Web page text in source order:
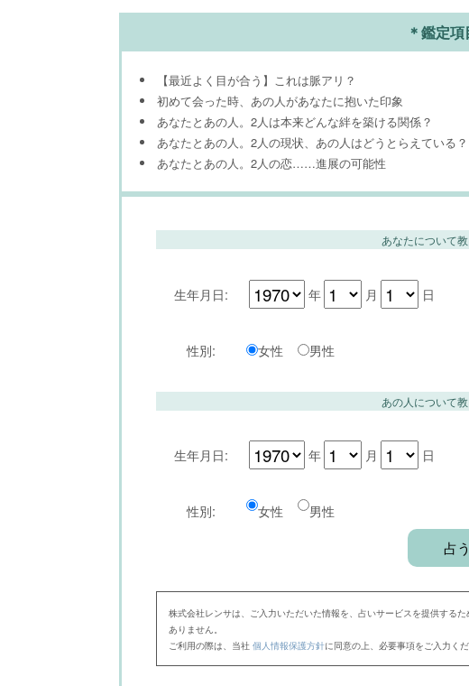
＊鑑定
【最近よく目が合う】これは脈アリ？
初めて会った時、あの人があなたに抱いた印象
あなたとあの人。2人は本来どんな絆を築ける関係？
あなたとあの人。2人の現状、あの人はどうとらえている？
あなたとあの人。2人の恋……進展の可能性
あなたについて
生年月日: 年 月 日
性別: 女性 男性
あの人について
生年月日: 年 月 日
性別: 女性 男性
株式会社レンサは、ご入力いただいた情報を、占いサービスを提供する
ありません。
ご利用の際は、当社 個人情報保護方針に同意の上、必要事項をご入力くだ